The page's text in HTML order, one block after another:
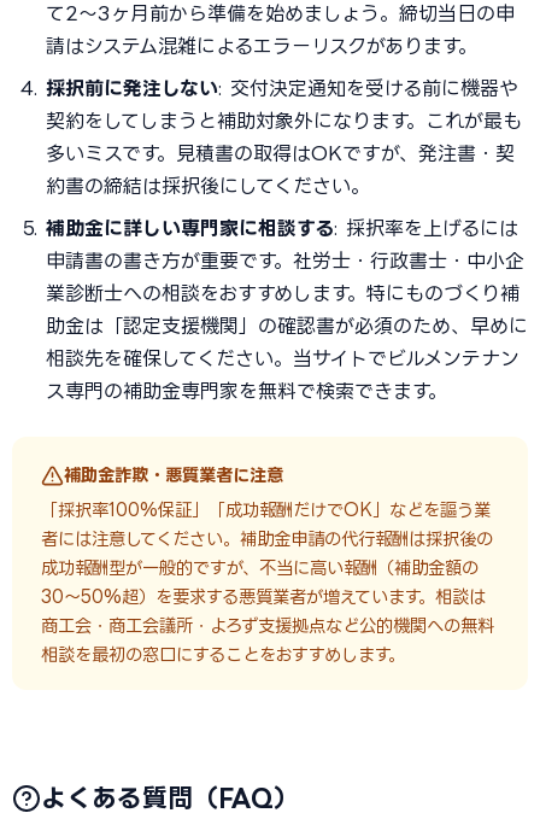
て2〜3ヶ月前から準備を始めましょう。締切当日の申
請はシステム混雑によるエラーリスクがあります。
採択前に発注しない: 交付決定通知を受ける前に機器や
契約をしてしまうと補助対象外になります。これが最も
多いミスです。見積書の取得はOKですが、発注書・契
約書の締結は採択後にしてください。
補助金に詳しい専門家に相談する: 採択率を上げるには
申請書の書き方が重要です。社労士・行政書士・中小企
業診断士への相談をおすすめします。特にものづくり補
助金は「認定支援機関」の確認書が必須のため、早めに
相談先を確保してください。当サイトでビルメンテナン
ス専門の補助金専門家を無料で検索できます。
補助金詐欺・悪質業者に注意
「採択率100%保証」「成功報酬だけでOK」などを謳う業
者には注意してください。補助金申請の代行報酬は採択後の
成功報酬型が一般的ですが、不当に高い報酬（補助金額の
30〜50%超）を要求する悪質業者が増えています。相談は
商工会・商工会議所・よろず支援拠点など公的機関への無料
相談を最初の窓口にすることをおすすめします。
よくある質問（FAQ）